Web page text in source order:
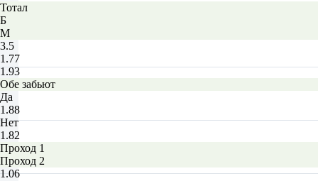
Тотал
Б
М
3.5
1.77
1.93
Обе забьют
Да
1.88
Нет
1.82
Проход 1
Проход 2
1.06